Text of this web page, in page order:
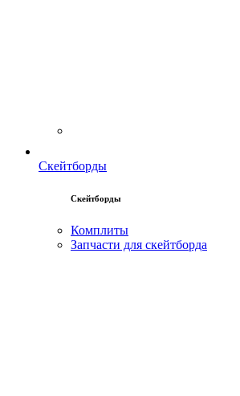
Скейтборды
Скейтборды
Комплиты
Запчасти для скейтборда